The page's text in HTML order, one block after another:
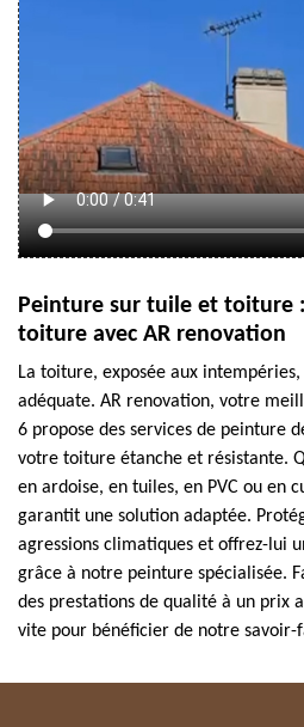
Peinture sur tuile et toiture
toiture avec AR renovation
La toiture, exposée aux
adéquate. AR renovation, votre
6 propose des services de peinture
votre toiture étanche et résistante.
en ardoise, en tuiles, en PVC ou en
garantit une solution adaptée.
agressions climatiques et offrez-lui
grâce à notre peinture spécialisée.
des prestations de qualité à un prix
vite pour bénéficier de notre savoir-